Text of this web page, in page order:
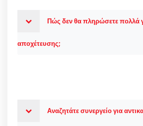
Πώς δεν θα πληρώσετε πολλά
αποχέτευσης;
Αναζητάτε συνεργείο για